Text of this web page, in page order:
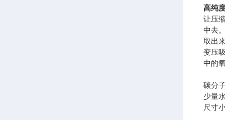
高纯
让压
中去
取出
变压
中的
碳分
少量
尺寸